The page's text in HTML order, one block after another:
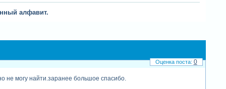
алфавит.
не могу найти.заранее большое спасибо.
0